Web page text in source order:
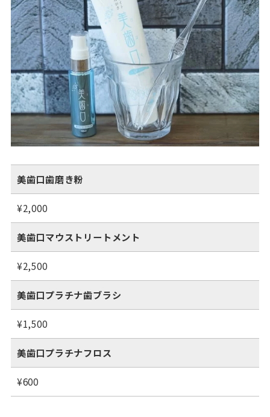
美歯口歯磨き粉
¥2,000
美歯口マウストリートメント
¥2,500
美歯口プラチナ歯ブラシ
¥1,500
美歯口プラチナフロス
¥600